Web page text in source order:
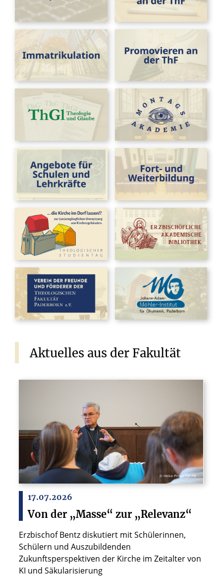
Aktuelles aus der Fakultät
© Heike Probst ThF-PB
17.07.2026
Von der „Masse“ zur „Relevanz“
Erzbischof Bentz diskutiert mit Schülerinnen,
Schülern und Auszubildenden
Zukunftsperspektiven der Kirche im Zeitalter von
KI und Säkularisierung